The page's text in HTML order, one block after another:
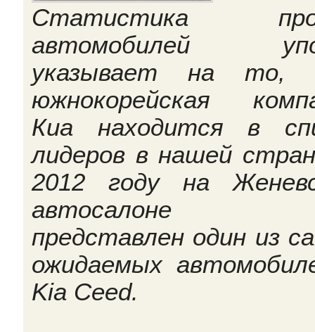
Статистика
автомобилей
указывает на то,
южнокорейская
Киа находится в
лидеров в нашей
2012 году на
автосалоне
представлен один из
ожидаемых
Kia Ceed.